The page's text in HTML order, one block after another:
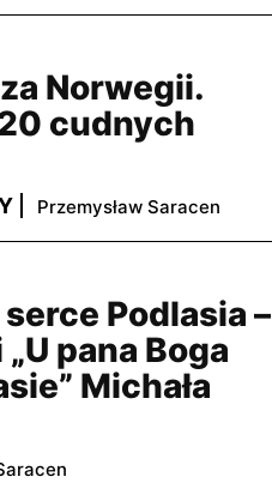
Norwegii.
cudnych
Przemysław Saracen
Podlasia –
pana Boga
Michała